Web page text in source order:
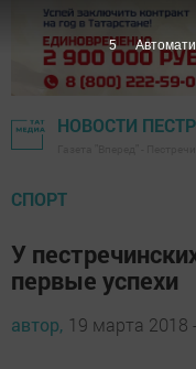
НОВОСТИ
СПОРТ
У
первые успехи
автор, 19 марта 2018
4